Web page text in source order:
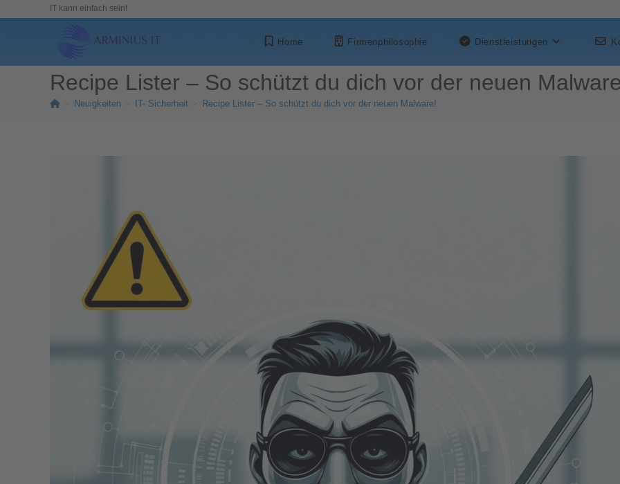
IT kann einfach sein!
Home Firmenphilosophie Dienstleistungen
Recipe Lister – So schützt du dich vor der neuen
Neuigkeiten IT- Sicherheit Recipe Lister – So schützt du dich vor der neuen Malware!